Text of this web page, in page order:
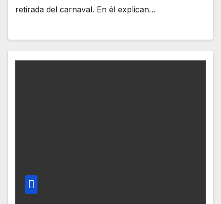
retirada del carnaval. En él explican…